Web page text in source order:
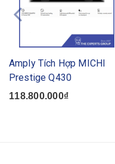
Amply Tích Hợp MICHI
Prestige Q430
118.800.000₫